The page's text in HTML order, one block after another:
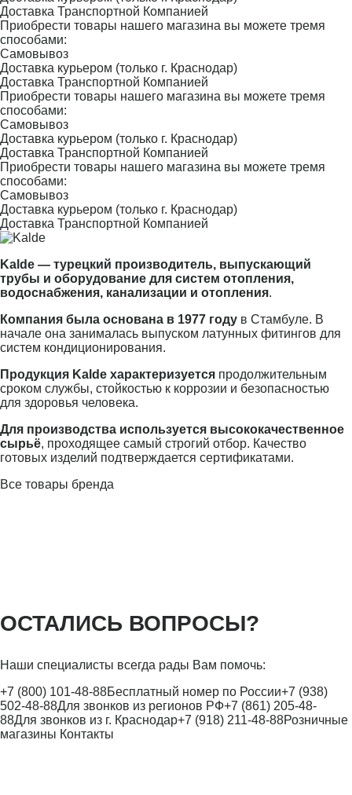
Доставка Транспортной Компанией
Приобрести товары нашего магазина вы можете тремя
способами:
Самовывоз
Доставка курьером (только г. Краснодар)
Доставка Транспортной Компанией
Приобрести товары нашего магазина вы можете тремя
способами:
Самовывоз
Доставка курьером (только г. Краснодар)
Доставка Транспортной Компанией
Приобрести товары нашего магазина вы можете тремя
способами:
Самовывоз
Доставка курьером (только г. Краснодар)
Доставка Транспортной Компанией
Kalde — турецкий производитель, выпускающий
трубы и оборудование для систем отопления,
водоснабжения, канализации и отопления.
Компания была основана в 1977 году в Стамбуле. В
начале она занималась выпуском латунных фитингов для
систем кондиционирования.
Продукция Kalde характеризуется продолжительным
сроком службы, стойкостью к коррозии и безопасностью
для здоровья человека.
Для производства используется высококачественное
сырьё, проходящее самый строгий отбор. Качество
готовых изделий подтверждается сертификатами.
Все товары бренда
ОСТАЛИСЬ ВОПРОСЫ?
Наши специалисты всегда рады Вам помочь:
+7 (800) 101-48-88Бесплатный номер по России+7 (938)
502-48-88Для звонков из регионов РФ+7 (861) 205-48-
88Для звонков из г. Краснодар+7 (918) 211-48-88Розничные
магазины Контакты